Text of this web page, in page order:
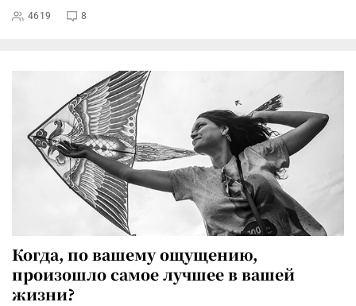
4619 8
Когда, по вашему ощущению,
произошло самое лучшее в вашей
жизни?